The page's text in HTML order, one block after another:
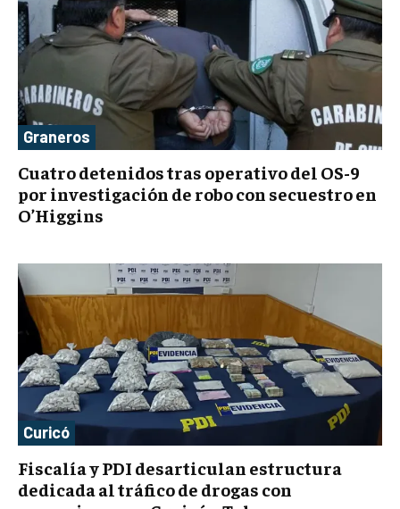
Graneros
Cuatro detenidos tras operativo del OS-9
por investigación de robo con secuestro en
O’Higgins
Curicó
Fiscalía y PDI desarticulan estructura
dedicada al tráfico de drogas con